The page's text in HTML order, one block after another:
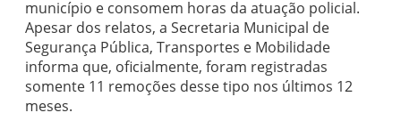
município e consomem horas da atuação policial.
Apesar dos relatos, a Secretaria Municipal de
Segurança Pública, Transportes e Mobilidade
informa que, oficialmente, foram registradas
somente 11 remoções desse tipo nos últimos 12
meses.